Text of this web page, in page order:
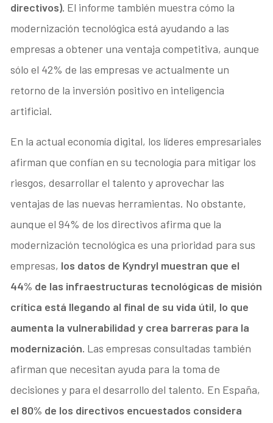
directivos). El informe también muestra cómo la
modernización tecnológica está ayudando a las
empresas a obtener una ventaja competitiva, aunque
sólo el 42% de las empresas ve actualmente un
retorno de la inversión positivo en inteligencia
artificial.
En la actual economía digital, los líderes empresariales
afirman que confían en su tecnología para mitigar los
riesgos, desarrollar el talento y aprovechar las
ventajas de las nuevas herramientas. No obstante,
aunque el 94% de los directivos afirma que la
modernización tecnológica es una prioridad para sus
empresas, los datos de Kyndryl muestran que el
44% de las infraestructuras tecnológicas de misión
crítica está llegando al final de su vida útil, lo que
aumenta la vulnerabilidad y crea barreras para la
modernización. Las empresas consultadas también
afirman que necesitan ayuda para la toma de
decisiones y para el desarrollo del talento. En España,
el 80% de los directivos encuestados considera